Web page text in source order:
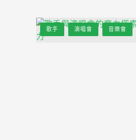
歌手 演唱會 音樂會